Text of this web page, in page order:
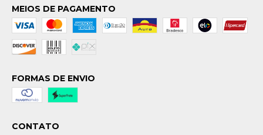
MEIOS DE PAGAMENTO
FORMAS DE ENVIO
CONTATO